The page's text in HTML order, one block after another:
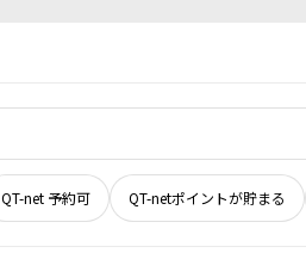
QT-net 予約可 QT-netポイントが貯まる